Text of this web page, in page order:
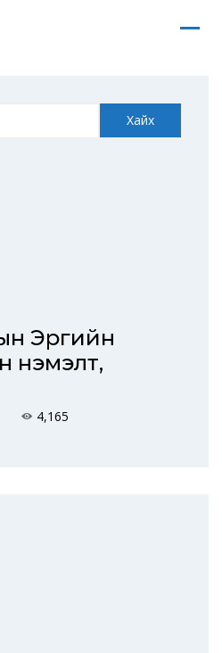
Хайх
Эрүүгийн
нэмэлт,
4,165